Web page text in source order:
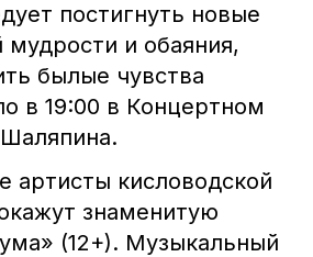
постигнуть новые
мудрости и обаяния,
былые чувства
в 19:00 в Концертном
артисты кисловодской
знаменитую
(12+). Музыкальный